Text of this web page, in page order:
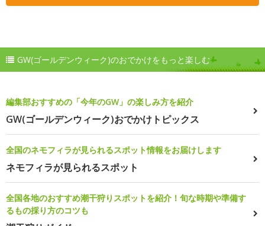
GW(ゴールデンウィーク)のおでかけをもっと楽しむ
編集部おすすめの「今年のGW」の楽しみ方を紹介
GW(ゴールデンウィーク)おでかけトピックス
全国のネモフィラが見られるスポット情報をお届けします
ネモフィラが見られるスポット
全国各地のおすすめ潮干狩りスポットを紹介！旬な時期や準備す
るもの採り方のコツも